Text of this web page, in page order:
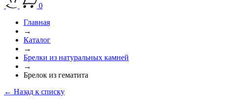
0
Главная
→
Каталог
→
Брелки из натуральных камней
→
Брелок из гематита
← Назад к списку